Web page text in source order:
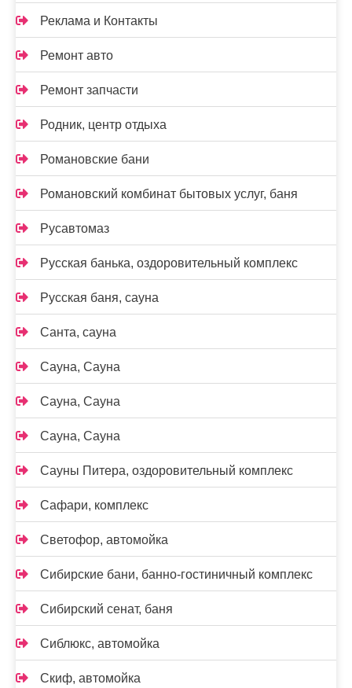
Реклама и Контакты
Ремонт авто
Ремонт запчасти
Родник, центр отдыха
Романовские бани
Романовский комбинат бытовых услуг, баня
Русавтомаз
Русская банька, оздоровительный комплекс
Русская баня, сауна
Санта, сауна
Сауна, Сауна
Сауна, Сауна
Сауна, Сауна
Сауны Питера, оздоровительный комплекс
Сафари, комплекс
Светофор, автомойка
Сибирские бани, банно-гостиничный комплекс
Сибирский сенат, баня
Сиблюкс, автомойка
Скиф, автомойка